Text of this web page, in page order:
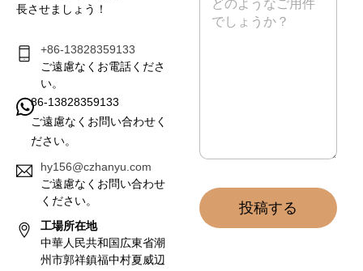
長させましょう！
+86-13828359133
ご遠慮なくお電話くださ
い。
86-13828359133
ご遠慮なくお問い合わせく
ださい。
hy156@czhanyu.com
ご遠慮なくお問い合わせ
ください。
工場所在地
中華人民共和国広東省潮
州市郭祥鎮福中村夏威辺
投稿する